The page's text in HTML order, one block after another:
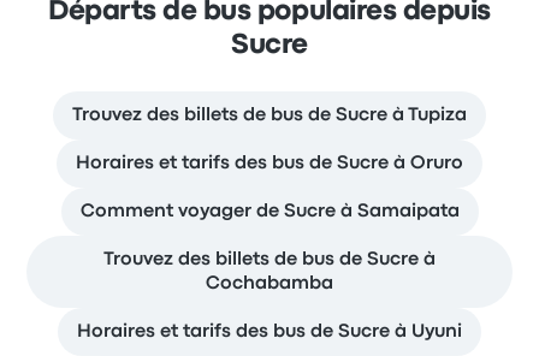
Départs de bus populaires depuis
Sucre
Trouvez des billets de bus de Sucre à Tupiza
Horaires et tarifs des bus de Sucre à Oruro
Comment voyager de Sucre à Samaipata
Trouvez des billets de bus de Sucre à
Cochabamba
Horaires et tarifs des bus de Sucre à Uyuni